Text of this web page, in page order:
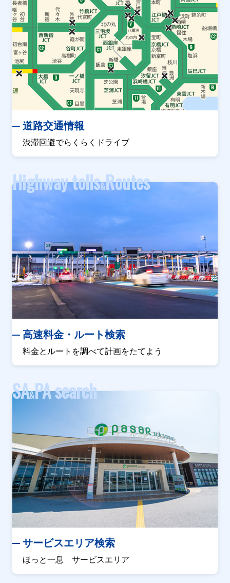
道路交通情報
渋滞回避でらくらくドライブ
Highway tolls&Routes
高速料金・ルート検索
料金とルートを調べて計画をたてよう
SA&PA search
サービスエリア検索
ほっと一息 サービスエリア